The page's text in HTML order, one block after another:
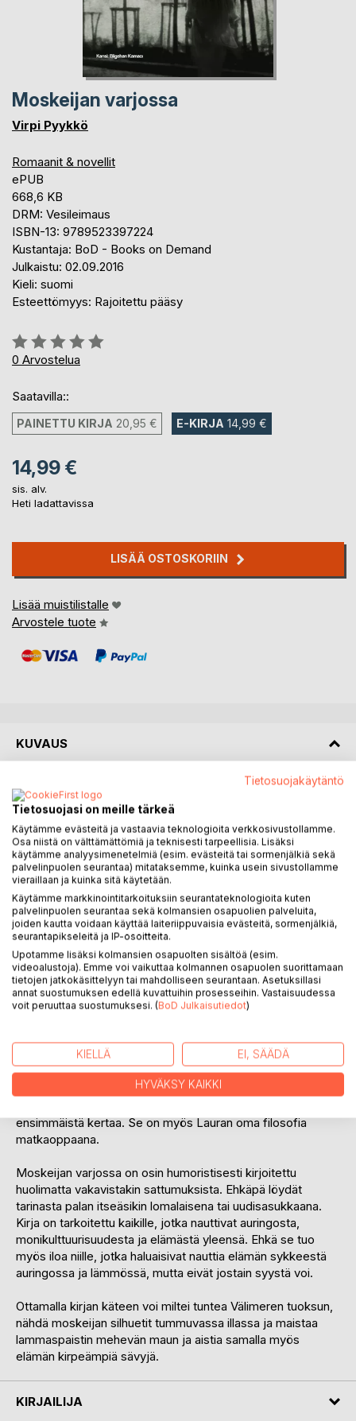
Moskeijan varjossa
Virpi Pyykkö
Romaanit & novellit
ePUB
668,6 KB
DRM: Vesileimaus
ISBN-13: 9789523397224
Kustantaja: BoD - Books on Demand
Julkaistu: 02.09.2016
Kieli: suomi
Esteettömyys: Rajoitettu pääsy
Arvostelu::
0%
0 Arvostelua
Saatavilla::
PAINETTU KIRJA 20,95 € E-KIRJA 14,99 €
14,99 €
sis. alv.
Heti ladattavissa
LISÄÄ OSTOSKORIIN
Lisää muistilistalle
Arvostele tuote
KUVAUS
Moskeijan varjossa kertoo Lauran ja Hasanin tarinan, johon
kytkeytyvät molempien perheet ja läheiset.
Tapahtumapaikkana on Turkin Alanya, johon Laura on
mennyt matkaoppaaksi viettämään välivuottaan. Lauran
suunnitelmat menevät kuitenkin uusiksi, kun turkkilainen
komistus, Hasan, vie häneltä jalat alta. Sitten alkaakin
tapahtua yhtä sun toista.
Kirjan tarina on fiktiota, mutta kirjassa on osittain kirjoittajan
omia kokemuksia elämästä Alanyassa lähes kymmenen
vuoden ajalta.
Elämä tässä monikulttuurisessa kaupungissa tuntuu kuin
olisi jatkuvasti matkalla. Ei tarvitse kuin astua bussiin, käydä
ympärilleen. Tässä kaupungissa on joku maaginen syke,
joka saa ihmiset palaamaan tänne aina uudestaan. Uudet
turistit tulevat ja menevät, mutta moskeijat pysyvät ja
rukouskutsut kaikuvat päivittäin säännöllisesti. Alanya ottaa
ensimmäistä kertaa. Se on myös Lauran oma filosofia
matkaoppaana.
Moskeijan varjossa on osin humoristisesti kirjoitettu
huolimatta vakavistakin sattumuksista. Ehkäpä löydät
tarinasta palan itseäsikin lomalaisena tai uudisasukkaana.
Kirja on tarkoitettu kaikille, jotka nauttivat auringosta,
monikulttuurisuudesta ja elämästä yleensä. Ehkä se tuo
myös iloa niille, jotka haluaisivat nauttia elämän sykkeestä
auringossa ja lämmössä, mutta eivät jostain syystä voi.
Ottamalla kirjan käteen voi miltei tuntea Välimeren tuoksun,
nähdä moskeijan silhuetit tummuvassa illassa ja maistaa
lammaspaistin mehevän maun ja aistia samalla myös
elämän kirpeämpiä sävyjä.
KIRJAILIJA
Tietosuojakäytäntö
Tietosuojasi on meille tärkeä
Käytämme evästeitä ja vastaavia teknologioita verkkosivustollamme.
Osa niistä on välttämättömiä ja teknisesti tarpeellisia. Lisäksi
käytämme analyysimenetelmiä (esim. evästeitä tai sormenjälkiä sekä
palvelinpuolen seurantaa) mitataksemme, kuinka usein sivustollamme
vieraillaan ja kuinka sitä käytetään.
Käytämme markkinointitarkoituksiin seurantateknologioita kuten
palvelinpuolen seurantaa sekä kolmansien osapuolien palveluita,
joiden kautta voidaan käyttää laiteriippuvaisia evästeitä, sormenjälkiä,
seurantapikseleitä ja IP-osoitteita.
Upotamme lisäksi kolmansien osapuolten sisältöä (esim.
videoalustoja). Emme voi vaikuttaa kolmannen osapuolen suorittamaan
tietojen jatkokäsittelyyn tai mahdolliseen seurantaan. Asetuksillasi
annat suostumuksen edellä kuvattuihin prosesseihin. Vastaisuudessa
voit peruuttaa suostumuksesi. (BoD Julkaisutiedot)
KIELLÄ EI, SÄÄDÄ
HYVÄKSY KAIKKI